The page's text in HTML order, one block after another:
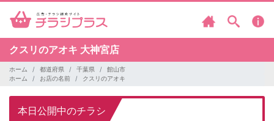
クスリのアオキ 大神宮店
ホーム 都道府県 千葉県
館山市
ホーム
お店の名前 クスリのアオキ
本日公開中のチラシ